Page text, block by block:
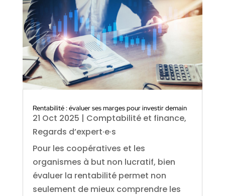
Rentabilité : évaluer ses marges pour investir demain
21 Oct 2025 | Comptabilité et finance,
Regards d’expert·e·s
Pour les coopératives et les
organismes à but non lucratif, bien
évaluer la rentabilité permet non
seulement de mieux comprendre les